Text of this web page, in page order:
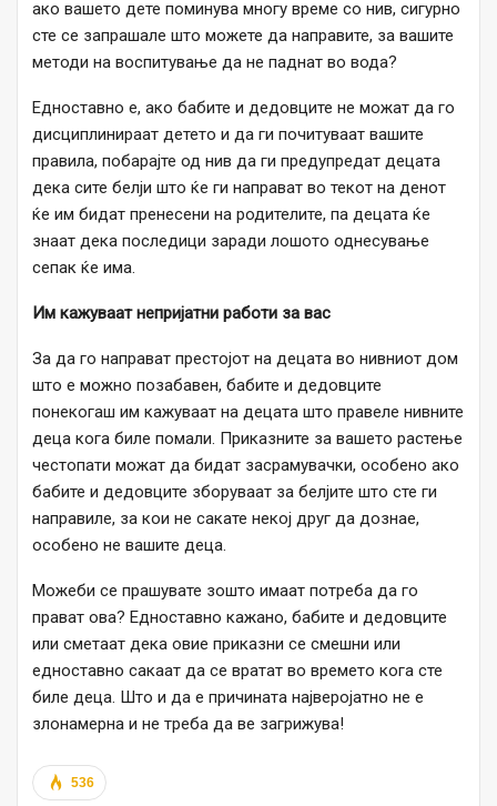
ако вашето дете поминува многу време со нив, сигурно
сте се запрашале што можете да направите, за вашите
методи на воспитување да не паднат во вода?
Едноставно е, ако бабите и дедовците не можат да го
дисциплинираат детето и да ги почитуваат вашите
правила, побарајте од нив да ги предупредат децата
дека сите белји што ќе ги направат во текот на денот
ќе им бидат пренесени на родителите, па децата ќе
знаат дека последици заради лошото однесување
сепак ќе има.
Им кажуваат непријатни работи за вас
За да го направат престојот на децата во нивниот дом
што е можно позабавен, бабите и дедовците
понекогаш им кажуваат на децата што правеле нивните
деца кога биле помали. Приказните за вашето растење
честопати можат да бидат засрамувачки, особено ако
бабите и дедовците зборуваат за белјите што сте ги
направиле, за кои не сакате некој друг да дознае,
особено не вашите деца.
Можеби се прашувате зошто имаат потреба да го
прават ова? Едноставно кажано, бабите и дедовците
или сметаат дека овие приказни се смешни или
едноставно сакаат да се вратат во времето кога сте
биле деца. Што и да е причината најверојатно не е
злонамерна и не треба да ве загрижува!
536